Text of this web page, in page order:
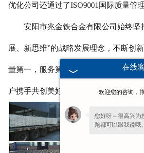
优化公司还通过了ISO9001国际质量管
安阳市兆金铁合金有限公司始终坚
展、新思维”的战略发展理念，不断创
量第一，服务第一”的经营模式,我们将
户携手共创美好明天。
在线
欢迎您的咨询，
您好呀～很高兴为
题都可以跟我说哦。